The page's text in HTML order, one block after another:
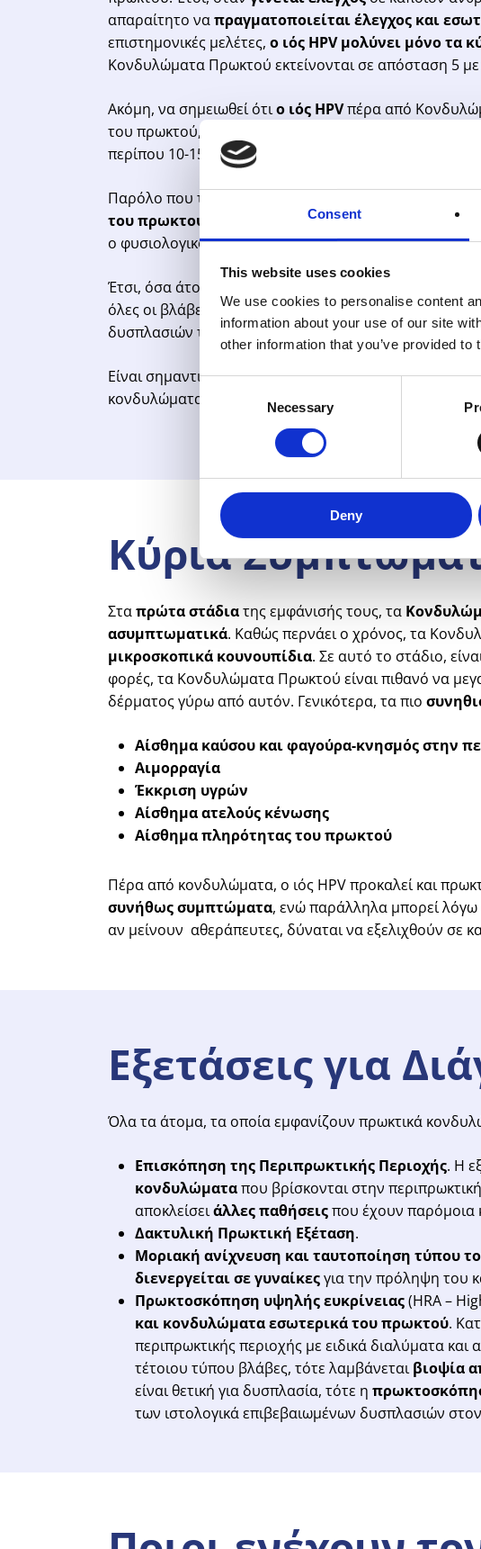
Consent
This website uses cookies
We use cookies to personalise content
information about your use of our site
other information that you’ve provided
Consent
Selection
Necessary
Deny
απαραίτητο ναπραγματοποιείται έλεγχος και
επιστημονικές μελέτες, ο ιός HPV μολύνει μόνο τα
Κονδυλώματα Πρωκτού εκτείνονται σε απόσταση 5
Ακόμη, να σημειωθεί ότιο ιός HPVπέρα από
του πρωκτού, οι οποίες ονομάζονται
.
περίπου 10-15%, αυτές οι δυσπλασίες να εξελιχθούν σε
Παρόλο που τα πιο πολλά Κονδυλώματα Πρωκτού
του πρωκτού
δεν είναι εύκολο να βρεθούν
με τον
ο φυσιολογικός πρωκτικός βλεννογόνος.
Έτσι, όσα άτομα έχουν Κονδυλώματα Πρωκτού, είναι
όλες οι βλάβες. Η ορθοσκόπηση, καθώς και η απλή
δυσπλασιών του πρωκτού, οι οποίες προκαλούνται
Είναι σημαντικό να τονιστεί ότι πρέπει να γίνεται
κονδυλώματα στη πρωκτική περιοχή.
Κύρια
Σταπρώτα στάδιατης εμφάνισής τους, τα
ασυμπτωματικά. Καθώς περνάει ο χρόνος, τα
μικροσκοπικά κουνουπίδια. Σε αυτό το στάδιο,
φορές, τα Κονδυλώματα Πρωκτού είναι πιθανό να
δέρματος γύρω από αυτόν. Γενικότερα, τα πιο
Αίσθημα καύσου και φαγούρα-κνησμός στην
Αιμορραγία
Έκκριση υγρών
Αίσθημα ατελούς κένωσης
Αίσθημα πληρότητας του πρωκτού
Πέρα από κονδυλώματα, ο ιός HPV προκαλεί και
συνήθως συμπτώματα, ενώ παράλληλα μπορεί
αν μείνουν αθεράπευτες, δύναται να εξελιχθούν σε
Εξετάσειςγια
Όλα τα άτομα, τα οποία εμφανίζουν πρωκτικά
Επισκόπηση της Περιπρωκτικής Περιοχής. Η
κονδυλώματαπου βρίσκονται στην
αποκλείσειάλλες παθήσειςπου έχουν παρόμοια
Δακτυλική Πρωκτική Εξέταση.
Μοριακή ανίχνευση και ταυτοποίηση τύπου
διενεργείται σε γυναίκεςγια την πρόληψη του
Πρωκτοσκόπηση υψηλής ευκρίνειας(HRA –
και κονδυλώματαεσωτερικά του πρωκτού.
περιπρωκτικής περιοχής με ειδικά διαλύματα
τέτοιου τύπου βλάβες, τότε λαμβάνεταιβιοψία
είναι θετική για δυσπλασία, τότε η
των ιστολογικά επιβεβαιωμένων δυσπλασιών